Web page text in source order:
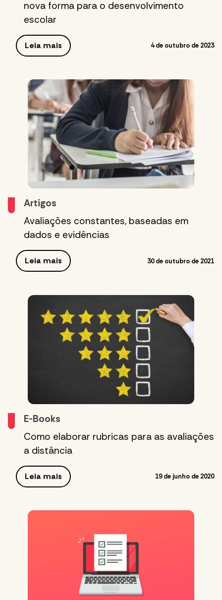
nova forma para o desenvolvimento
escolar
Leia mais 4 de outubro de 2023
Artigos
Avaliações constantes, baseadas em
dados e evidências
Leia mais 30 de outubro de 2021
E-Books
Como elaborar rubricas para as avaliações
a distância
Leia mais 19 de junho de 2020